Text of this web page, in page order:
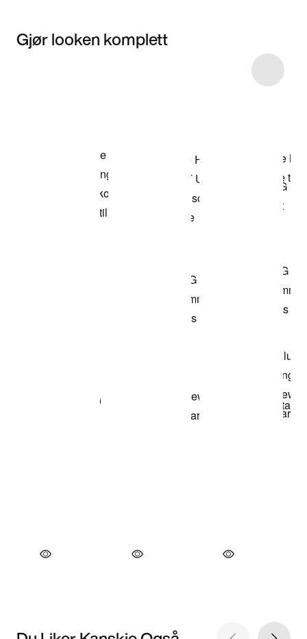
Gjør looken komplett